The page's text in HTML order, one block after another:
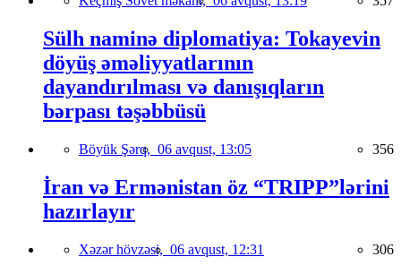
Sülh naminə diplomatiya: Tokayevin
döyüş əməliyyatlarının
dayandırılması və danışıqların
bərpası təşəbbüsü
Böyük Şərq, 06 avqust, 13:05 356
İran və Ermənistan öz “TRIPP”lərini
hazırlayır
Xəzər hövzəsi, 06 avqust, 12:31 306